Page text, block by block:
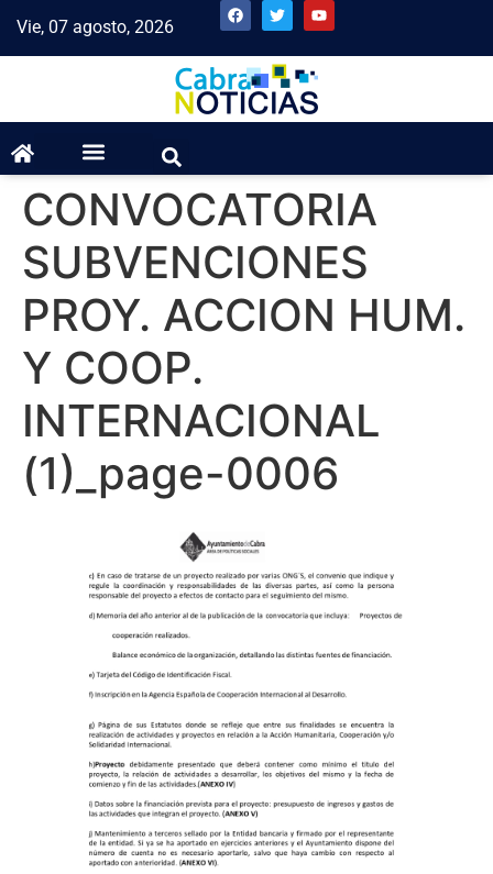
Vie, 07 agosto, 2026
CONVOCATORIA
SUBVENCIONES
PROY. ACCION HUM.
Y COOP.
INTERNACIONAL
(1)_page-0006